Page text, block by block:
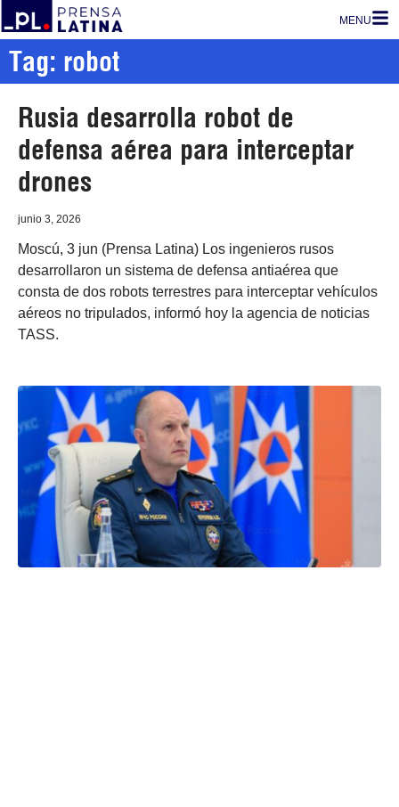
MENU
Tag: robot
Rusia desarrolla robot de
defensa aérea para interceptar
drones
junio 3, 2026
Moscú, 3 jun (Prensa Latina) Los ingenieros rusos
desarrollaron un sistema de defensa antiaérea que
consta de dos robots terrestres para interceptar vehículos
aéreos no tripulados, informó hoy la agencia de noticias
TASS.